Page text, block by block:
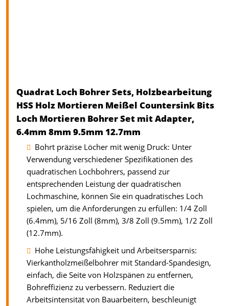
Quadrat Loch Bohrer Sets, Holzbearbeitung
HSS Holz Mortieren Meißel Countersink Bits
Loch Mortieren Bohrer Set mit Adapter,
6.4mm 8mm 9.5mm 12.7mm
Bohrt präzise Löcher mit wenig Druck: Unter
Verwendung verschiedener Spezifikationen des
quadratischen Lochbohrers, passend zur
entsprechenden Leistung der quadratischen
Lochmaschine, können Sie ein quadratisches Loch
spielen, um die Anforderungen zu erfüllen: 1/4 Zoll
(6.4mm), 5/16 Zoll (8mm), 3/8 Zoll (9.5mm), 1/2 Zoll
(12.7mm).
Hohe Leistungsfähigkeit und Arbeitsersparnis:
Vierkantholzmeißelbohrer mit Standard-Spandesign,
einfach, die Seite von Holzspänen zu entfernen,
Bohreffizienz zu verbessern. Reduziert die
Arbeitsintensität von Bauarbeitern, beschleunigt